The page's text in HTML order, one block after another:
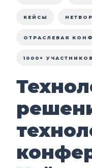
КЕЙСЫ
ОТРАСЛЕВАЯ
1000+ УЧАСТНИКОВ